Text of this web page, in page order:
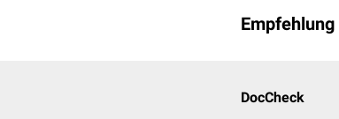
Empfehlung
DocCheck